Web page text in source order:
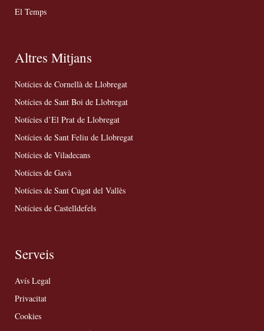
El Temps
Altres Mitjans
Notícies de Cornellà de Llobregat
Notícies de Sant Boi de Llobregat
Notícies d’El Prat de Llobregat
Notícies de Sant Feliu de Llobregat
Notícies de Viladecans
Notícies de Gavà
Notícies de Sant Cugat del Vallès
Notícies de Castelldefels
Serveis
Avís Legal
Privacitat
Cookies